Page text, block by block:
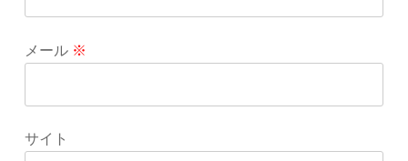
メール ※
サイト